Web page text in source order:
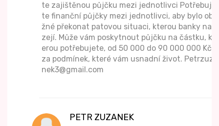
te zajištěnou půjčku mezi jednotlivci Potřebuje
te finanční půjčky mezi jednotlivci, aby bylo obtí
žné překonat patovou situaci, kterou banky nabí
zejí. Může vám poskytnout půjčku na částku, kt
erou potřebujete, od 50 000 do 90 000 000 Kč a
za podmínek, které vám usnadní život. Petrzuza
nek3@gmail.com
PETR ZUZANEK